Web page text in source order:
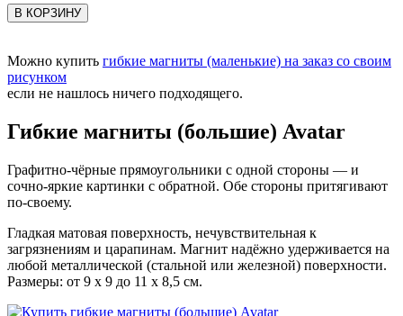
В КОРЗИНУ
Можно купить гибкие магниты (маленькие) на заказ со своим
рисунком
если не нашлось ничего подходящего.
Гибкие магниты (большие) Avatar
Графитно-чёрные прямоугольники с одной стороны — и
сочно-яркие картинки с обратной. Обе стороны притягивают
по-своему.
Гладкая матовая поверхность, нечувствительная к
загрязнениям и царапинам. Магнит надёжно удерживается на
любой металлической (стальной или железной) поверхности.
Размеры: от 9 х 9 до 11 х 8,5 см.